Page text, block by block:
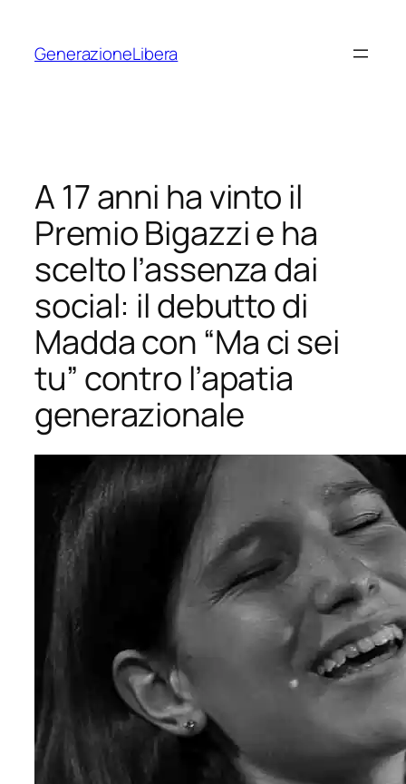
contenuto
GenerazioneLibera
A 17 anni ha vinto il
Premio Bigazzi e ha
scelto l’assenza dai
social: il debutto di
Madda con “Ma ci sei
tu” contro l’apatia
generazionale